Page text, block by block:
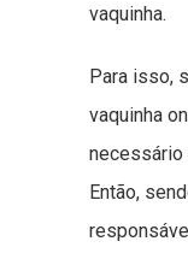
vaquinha.
Para isso,
vaquinha
necessário
Então,